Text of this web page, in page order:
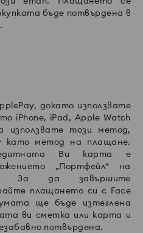
бъде потвърдена в
докато използвате
iPhone, iPad, Apple Watch
използвате този метод,
като метод на плащане.
Ви карта е
„Портфейл“ на
За да завършите
плащането си с Face
ще бъде изтеглена
ви сметка или карта и
потвърдена.